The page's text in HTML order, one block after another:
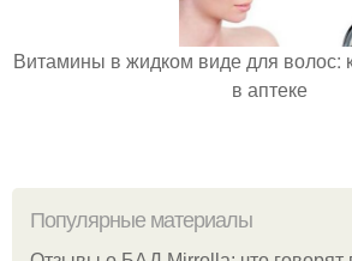
Витамины в жидком виде для волос:
в аптеке
Популярные материалы